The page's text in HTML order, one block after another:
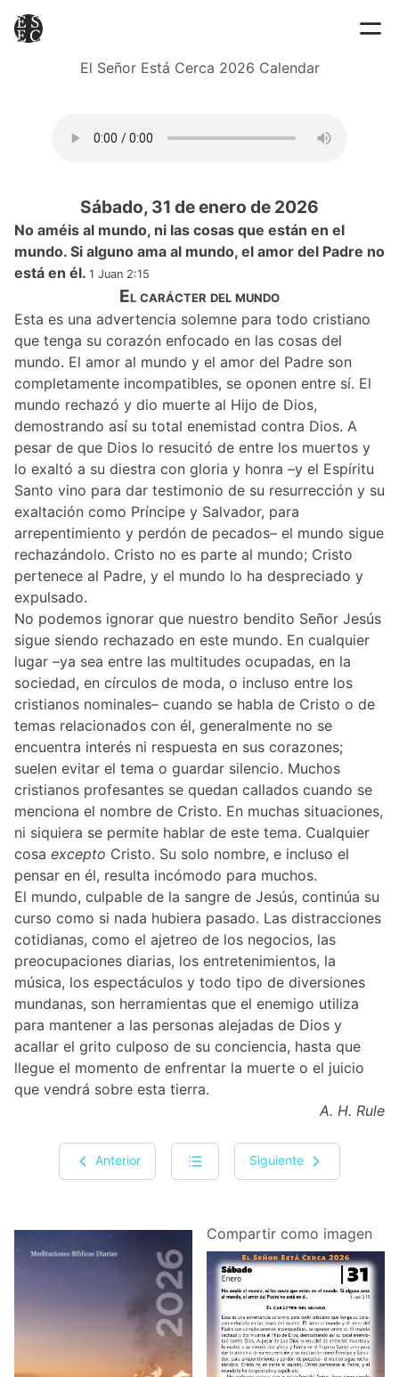
El Señor Está Cerca 2026 Calendar
Sábado, 31 de enero de 2026
No améis al mundo, ni las cosas que están en el
mundo. Si alguno ama al mundo, el amor del Padre no
está en él. 1 Juan 2:15
El carácter del mundo
Esta es una advertencia solemne para todo cristiano
que tenga su corazón enfocado en las cosas del
mundo. El amor al mundo y el amor del Padre son
completamente incompatibles, se oponen entre sí. El
mundo rechazó y dio muerte al Hijo de Dios,
demostrando así su total enemistad contra Dios. A
pesar de que Dios lo resucitó de entre los muertos y
lo exaltó a su diestra con gloria y honra –y el Espíritu
Santo vino para dar testimonio de su resurrección y su
exaltación como Príncipe y Salvador, para
arrepentimiento y perdón de pecados– el mundo sigue
rechazándolo. Cristo no es parte al mundo; Cristo
pertenece al Padre, y el mundo lo ha despreciado y
expulsado.
No podemos ignorar que nuestro bendito Señor Jesús
sigue siendo rechazado en este mundo. En cualquier
lugar –ya sea entre las multitudes ocupadas, en la
sociedad, en círculos de moda, o incluso entre los
cristianos nominales– cuando se habla de Cristo o de
temas relacionados con él, generalmente no se
encuentra interés ni respuesta en sus corazones;
suelen evitar el tema o guardar silencio. Muchos
cristianos profesantes se quedan callados cuando se
menciona el nombre de Cristo. En muchas situaciones,
ni siquiera se permite hablar de este tema. Cualquier
cosa excepto Cristo. Su solo nombre, e incluso el
pensar en él, resulta incómodo para muchos.
El mundo, culpable de la sangre de Jesús, continúa su
curso como si nada hubiera pasado. Las distracciones
cotidianas, como el ajetreo de los negocios, las
preocupaciones diarias, los entretenimientos, la
música, los espectáculos y todo tipo de diversiones
mundanas, son herramientas que el enemigo utiliza
para mantener a las personas alejadas de Dios y
acallar el grito culposo de su conciencia, hasta que
llegue el momento de enfrentar la muerte o el juicio
que vendrá sobre esta tierra.
A. H. Rule
Anterior Siguiente
Compartir como imagen